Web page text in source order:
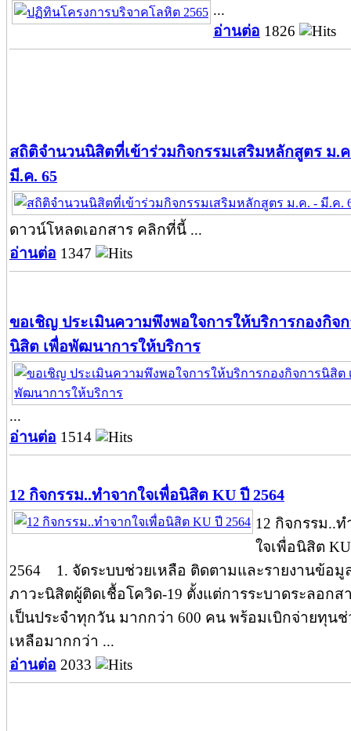
...
อ่านต่อ 1826
สถิติจำนวนนิสิตที่เข้าร่วมกิจกรรมเสริมหลักสูตร ม.
มี.ค. 65
ดาวน์โหลดเอกสาร คลิกที่นี้ ...
อ่านต่อ 1347
ขอเชิญ ประเมินความพึงพอใจการให้บริการกองกิจ
นิสิต เพื่อพัฒนาการให้บริการ
...
อ่านต่อ 1514
12 กิจกรรม..ทำจากใจเพื่อนิสิต KU ปี 2564
12 กิจกรรม..ท
ใจเพื่อนิสิต
2564 1. จัดระบบช่วยเหลือ ติดตามและรายงานข้อมู
ภาวะนิสิตผู้ติดเชื้อโควิด-19 ตั้งแต่การระบาดระลอกส
เป็นประจำทุกวัน มากกว่า 600 คน พร้อมเบิกจ่ายทุนช่
เหลือมากกว่า ...
อ่านต่อ 2033